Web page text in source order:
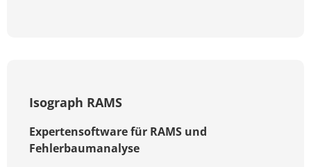
Isograph RAMS
Expertensoftware für RAMS und
Fehlerbaumanalyse